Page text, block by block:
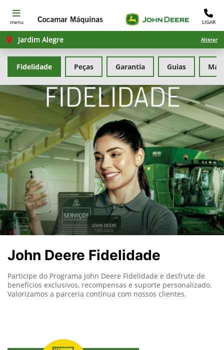
menu LIGAR
Jardim Alegre Alterar
Peças Garantia Guias
Fidelidade
John Deere Fidelidade
Participe do Programa John Deere Fidelidade e desfrute de
benefícios exclusivos, recompensas e suporte personalizado.
Valorizamos a parceria contínua com nossos clientes.